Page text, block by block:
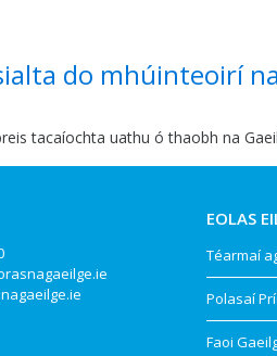
do mhúinteoirí
tacaíochta uathu ó thaobh na
EOLAS
Téarmaí
Polasaí
Faoi